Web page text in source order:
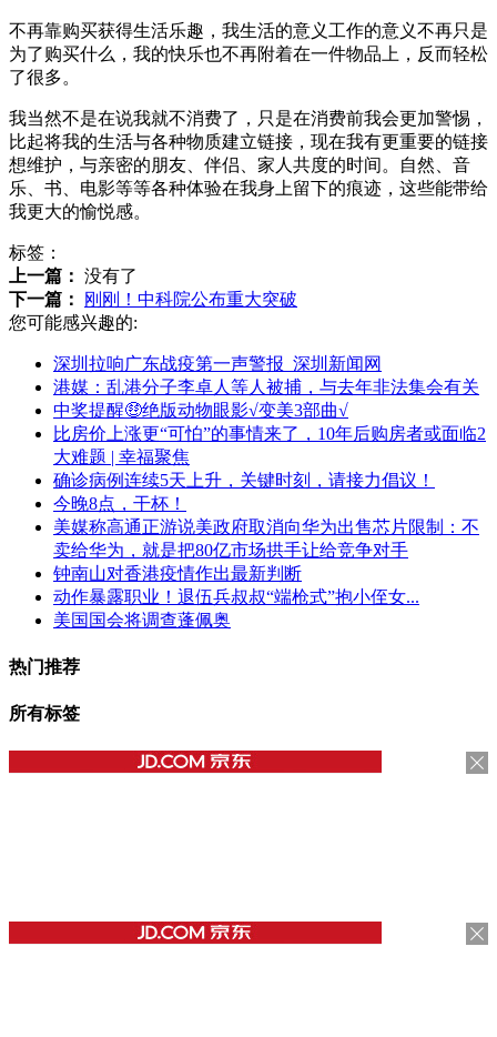
不再靠购买获得生活乐趣，我生活的意义工作的意义不再只是
为了购买什么，我的快乐也不再附着在一件物品上，反而轻松
了很多。
我当然不是在说我就不消费了，只是在消费前我会更加警惕，
比起将我的生活与各种物质建立链接，现在我有更重要的链接
想维护，与亲密的朋友、伴侣、家人共度的时间。自然、音
乐、书、电影等等各种体验在我身上留下的痕迹，这些能带给
我更大的愉悦感。
标签：
上一篇： 没有了
下一篇：
刚刚！中科院公布重大突破
您可能感兴趣的:
深圳拉响广东战疫第一声警报_深圳新闻网
港媒：乱港分子李卓人等人被捕，与去年非法集会有关
中奖提醒🤑绝版动物眼影√变美3部曲√
比房价上涨更“可怕”的事情来了，10年后购房者或面临2
大难题 | 幸福聚焦
确诊病例连续5天上升，关键时刻，请接力倡议！
今晚8点，干杯！
美媒称高通正游说美政府取消向华为出售芯片限制：不
卖给华为，就是把80亿市场拱手让给竞争对手
钟南山对香港疫情作出最新判断
动作暴露职业！退伍兵叔叔“端枪式”抱小侄女...
美国国会将调查蓬佩奥
热门推荐
所有标签